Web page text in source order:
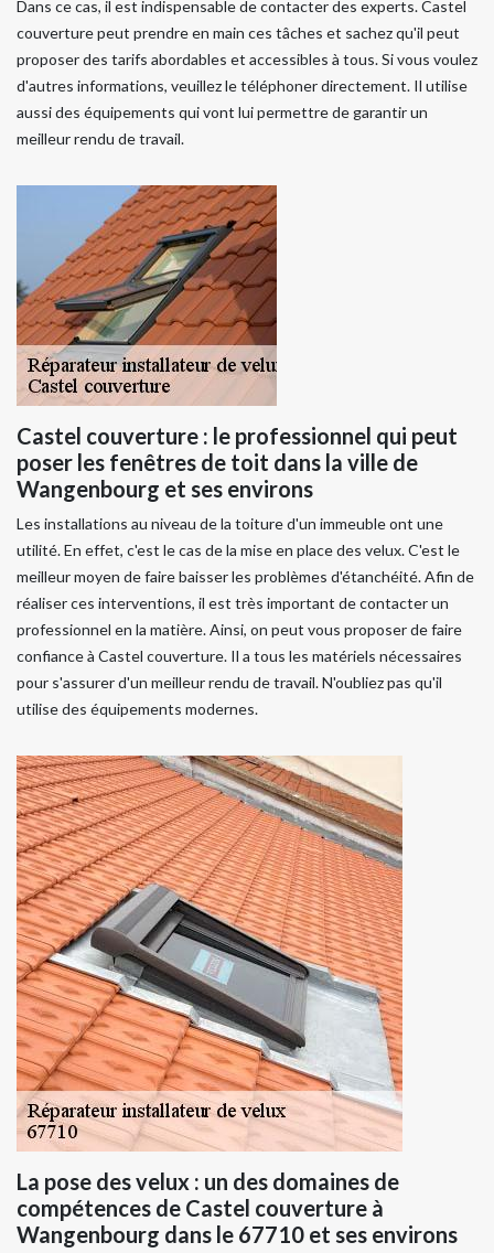
Dans ce cas, il est indispensable de contacter des experts. Castel
couverture peut prendre en main ces tâches et sachez qu'il peut
proposer des tarifs abordables et accessibles à tous. Si vous voulez
d'autres informations, veuillez le téléphoner directement. Il utilise
aussi des équipements qui vont lui permettre de garantir un
meilleur rendu de travail.
Castel couverture : le professionnel qui peut
poser les fenêtres de toit dans la ville de
Wangenbourg et ses environs
Les installations au niveau de la toiture d'un immeuble ont une
utilité. En effet, c'est le cas de la mise en place des velux. C'est le
meilleur moyen de faire baisser les problèmes d'étanchéité. Afin de
réaliser ces interventions, il est très important de contacter un
professionnel en la matière. Ainsi, on peut vous proposer de faire
confiance à Castel couverture. Il a tous les matériels nécessaires
pour s'assurer d'un meilleur rendu de travail. N'oubliez pas qu'il
utilise des équipements modernes.
La pose des velux : un des domaines de
compétences de Castel couverture à
Wangenbourg dans le 67710 et ses environs